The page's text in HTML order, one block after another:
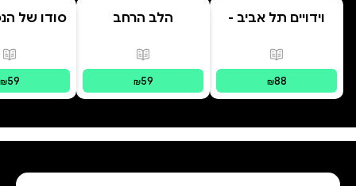
וידויים תל אביב -
פורמטים זמינים
מודפס
₪88
הלב הרחב
פורמטים זמינים מודפס
₪59
סודו של
₪59